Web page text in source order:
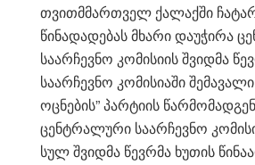
თვითმმართველ ქალაქში
წინადადებას მხარი დაუჭირა
საარჩევნო კომისიის შვიდმა
საარჩევნო კომისიაში
ოცნების” პარტიის
ცენტრალური საარჩევნო
სულ შვიდმა წევრმა ხუთის